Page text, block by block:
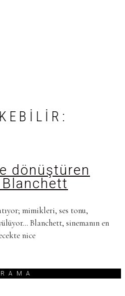
dönüştüren
mimikleri, ses tonu,
Blanchett, sinemanın en
nice